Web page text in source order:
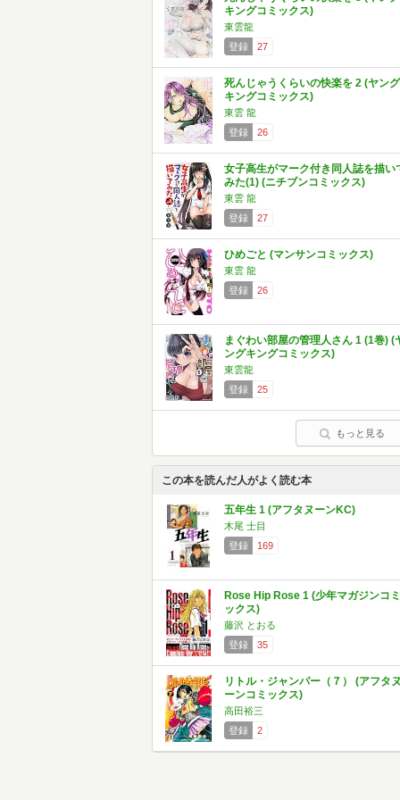
キングコミックス)
東雲龍
登録
27
死んじゃうくらいの快楽を 2 (ヤング
キングコミックス)
東雲 龍
登録
26
女子高生がマーク付き同人誌を描い
みた(1) (ニチブンコミックス)
東雲 龍
登録
27
ひめごと (マンサンコミックス)
東雲 龍
登録
26
まぐわい部屋の管理人さん 1 (1巻) (
ングキングコミックス)
東雲龍
登録
25
もっと見る
この本を読んだ人がよく読む本
五年生 1 (アフタヌーンKC)
木尾 士目
登録
169
Rose Hip Rose 1 (少年マガジンコミ
ックス)
藤沢 とおる
登録
35
リトル・ジャンパー（７） (アフタ
ーンコミックス)
高田裕三
登録
2